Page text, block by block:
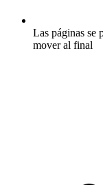
Las páginas se
mover al final